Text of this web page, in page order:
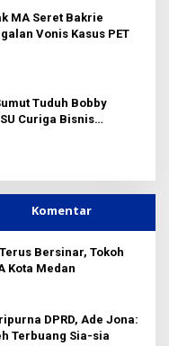
MA Seret Bakrie
Vonis Kasus PET
Tuduh Bobby
Curiga Bisnis
Komentar
Bersinar, Tokoh
Kota Medan
DPRD, Ade Jona:
Terbuang Sia-sia